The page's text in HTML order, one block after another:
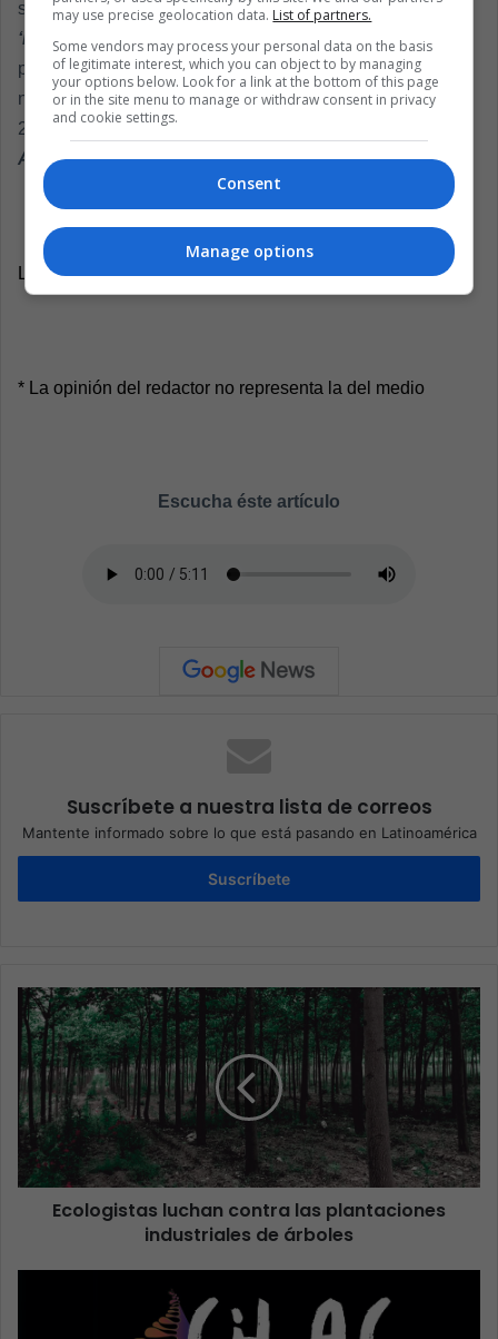
si pretende mantener a las principales figuras del
‘Deporte Blanco’motivadas por formar parte del nuevo
proyecto. Como ven, tiene sus aspectos positivos y
negativos, pero no será sino cuando inicie la temporada
2019 que podremos determinarlo con mayor exactitud.
Amanecerá y veremos.
LatinAmerican Post | Onofre Zambrano
* La opinión del redactor no representa la del medio
Escucha éste artículo
Suscríbete a nuestra lista de correos
Mantente informado sobre lo que está pasando en Latinoamérica
Suscríbete
Ecologistas luchan contra las plantaciones
industriales de árboles
may use precise geolocation data. List of partners.
Some vendors may process your personal data on the basis
of legitimate interest, which you can object to by managing
your options below. Look for a link at the bottom of this page
or in the site menu to manage or withdraw consent in privacy
and cookie settings.
Consent
Manage options